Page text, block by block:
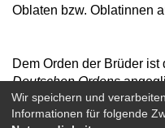
Oblaten bzw. Oblatinnen
Dem Orden der Brüder ist
Deutschen Ordens
Instituts, Familiaren oder
Personen weltlichen oder
Wir speichern und
Informationen für folgende